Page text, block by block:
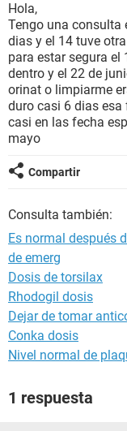
SEXUALIDAD
GLOSARIO
Hola,
Tengo una consulta
dias y el 14 tuve
para estar segura
dentro y el 22 de
orinat o limpiarme
duro casi 6 dias
casi en las fecha
mayo
Compartir
Consulta también:
Es normal después
de emerg
Dosis de torsilax
Rhodogil dosis
Dejar de tomar
Conka dosis
Nivel normal de
1 respuesta